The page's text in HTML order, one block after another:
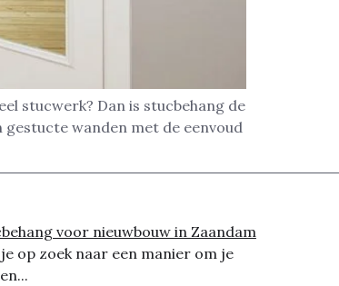
stucwerk? Dan is stucbehang de
wanden met de eenvoud
voor nieuwbouw in Zaandam
je op zoek naar een manier om je